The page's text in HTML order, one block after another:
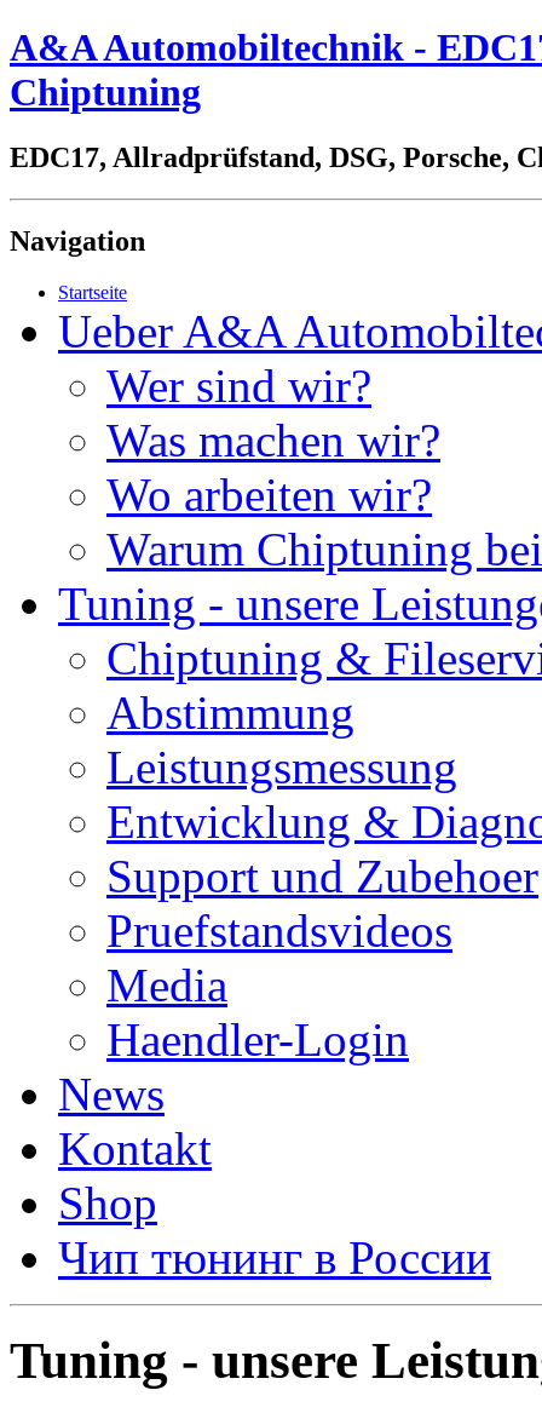
A&A Automobiltechnik -
Chiptuning
EDC17, Allradprüfstand, DSG, Porsche,
Navigation
Startseite
Ueber A&A
Wer sind wir?
Was machen wir?
Wo arbeiten wir?
Warum Chiptuning
Tuning - unsere
Chiptuning &
Abstimmung
Leistungsmessung
Entwicklung &
Support und Zubehoer
Pruefstandsvideos
Media
Haendler-Login
News
Kontakt
Shop
Чип тюнинг в России
Tuning - unsere